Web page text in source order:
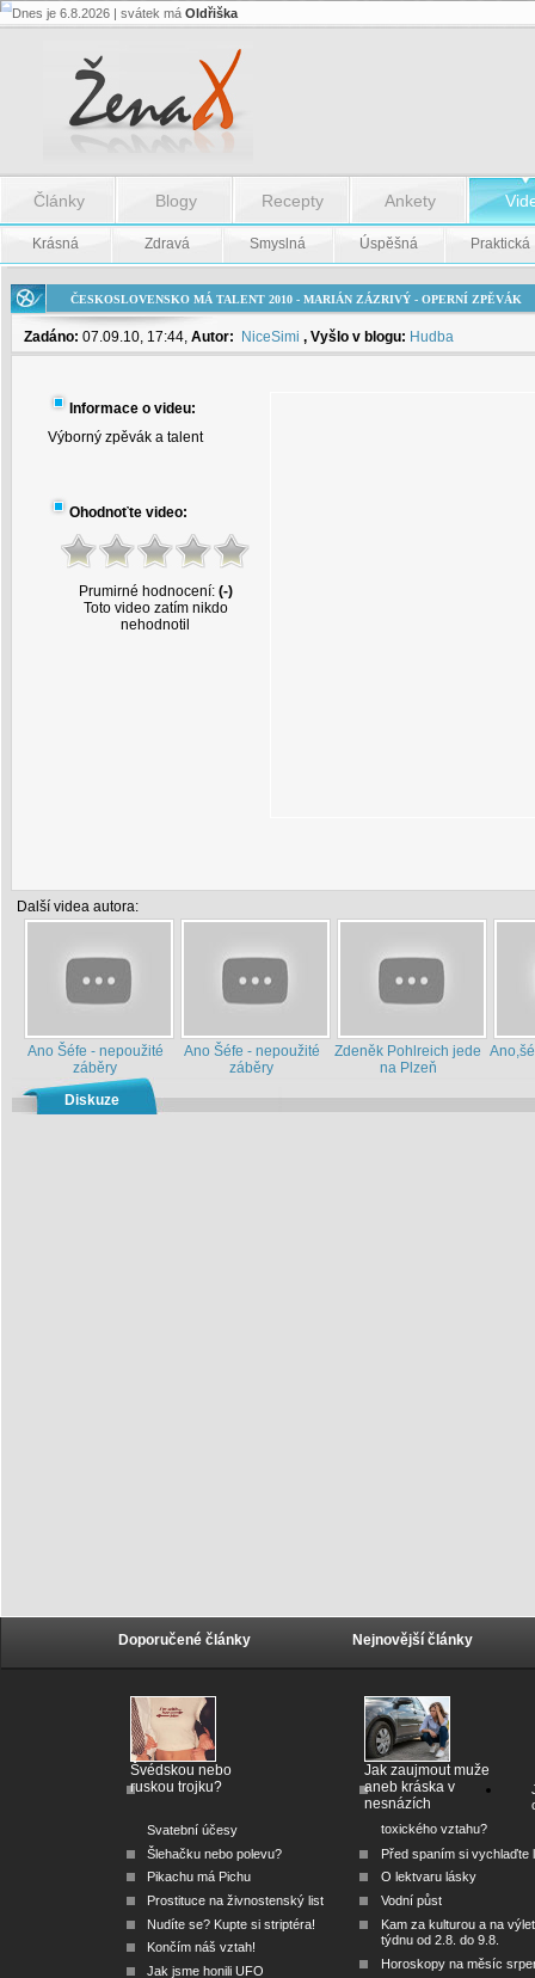
ČeskoSlovensko
operní
zpěvák
-
ČeskoSlovensko
má
2010
Marián
Zázrivý
Dnes je 6.8.2026 | svátek má Oldřiška
Články Blogy Recepty Ankety
Krásná Zdravá Smyslná Úspěšná Praktická
ČESKOSLOVENSKO MÁ TALENT 2010 - MARIÁN ZÁZRIVÝ - OPERNÍ ZPĚVÁK
Zadáno: 07.09.10, 17:44, Autor: NiceSimi , Vyšlo v blogu: Hudba
Informace o videu:
Výborný zpěvák a talent
Ohodnoťte video:
Prumirné hodnocení: (-)
Toto video zatím nikdo
nehodnotil
Další videa autora:
Ano Šéfe - nepoužité
záběry
Ano Šéfe - nepoužité
záběry
Zdeněk Pohlreich jede
na Plzeň
Diskuze
Doporučené články
Švédskou nebo
ruskou trojku?
Svatební účesy
Šlehačku nebo polevu?
Pikachu má Pichu
Prostituce na živnostenský list
Nudíte se? Kupte si striptéra!
Končím náš vztah!
Jak jsme honili UFO
Nejnovější články
Jak zaujmout muže
aneb kráska v
nesnázích
toxického vztahu?
Před spaním si vychlaďte
O lektvaru lásky
Vodní půst
Kam za kulturou a na
týdnu od 2.8. do 9.8.
Horoskopy na měsíc